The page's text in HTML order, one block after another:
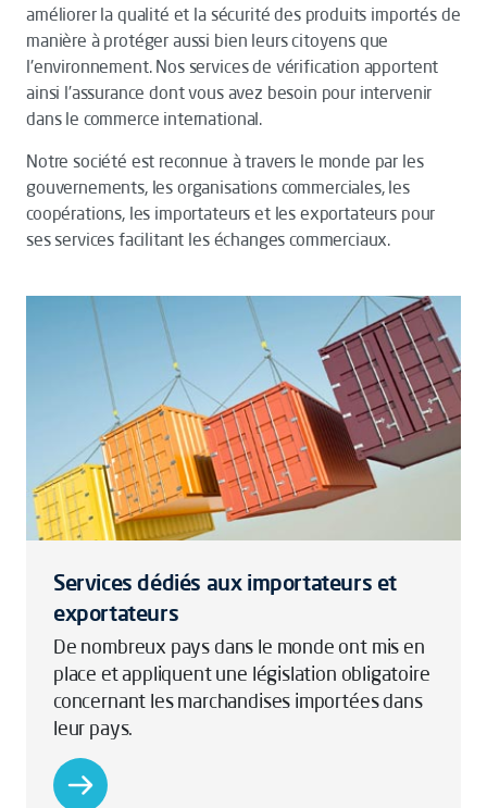
améliorer la qualité et la sécurité des produits importés de
manière à protéger aussi bien leurs citoyens que
l'environnement. Nos services de vérification apportent
ainsi l’assurance dont vous avez besoin pour intervenir
dans le commerce international.
Notre société est reconnue à travers le monde par les
gouvernements, les organisations commerciales, les
coopérations, les importateurs et les exportateurs pour
ses services facilitant les échanges commerciaux.
Services dédiés aux importateurs et
exportateurs
De nombreux pays dans le monde ont mis en
place et appliquent une législation obligatoire
concernant les marchandises importées dans
leur pays.